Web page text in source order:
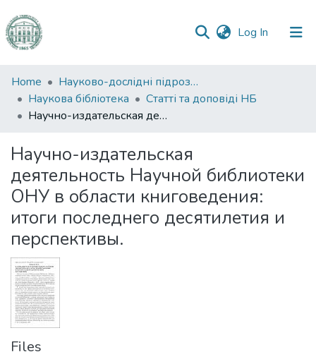
Log In (current)
Communities
&
Collections
Statistics
Home
Науково-дослідні підрозділи
Наукова бібліотека
Статті та доповіді НБ
Научно-издательская деятельность Научной библиотеки ОНУ в области книговедения: итоги последнего десятилетия и перспективы.
Научно-издательская
деятельность Научной библиотеки
ОНУ в области книговедения:
итоги последнего десятилетия и
перспективы.
Files